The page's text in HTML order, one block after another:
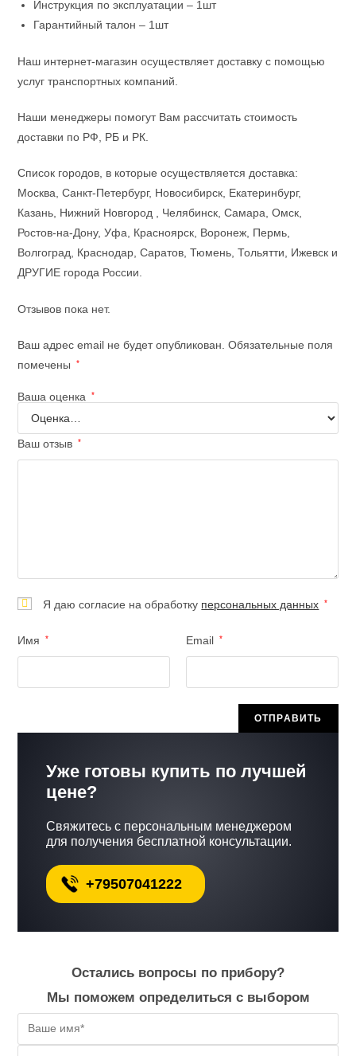
Инструкция по эксплуатации – 1шт
Гарантийный талон – 1шт
Наш интернет-магазин осуществляет доставку с помощью
услуг транспортных компаний.
Наши менеджеры помогут Вам рассчитать стоимость
доставки по РФ, РБ и РК.
Список городов, в которые осуществляется доставка:
Москва, Санкт-Петербург, Новосибирск, Екатеринбург,
Казань, Нижний Новгород , Челябинск, Самара, Омск,
Ростов-на-Дону, Уфа, Красноярск, Воронеж, Пермь,
Волгоград, Краснодар, Саратов, Тюмень, Тольятти, Ижевск и
ДРУГИЕ города России.
Отзывов пока нет.
Ваш адрес email не будет опубликован. Обязательные поля
помечены
*
Ваша оценка *
Ваш отзыв *
Я даю согласие на обработку персональных данных *
Имя * Email *
Уже готовы купить по лучшей
цене?
Свяжитесь с персональным менеджером
для получения бесплатной консультации.
+79507041222
Остались вопросы по прибору?
Мы поможем определиться с выбором